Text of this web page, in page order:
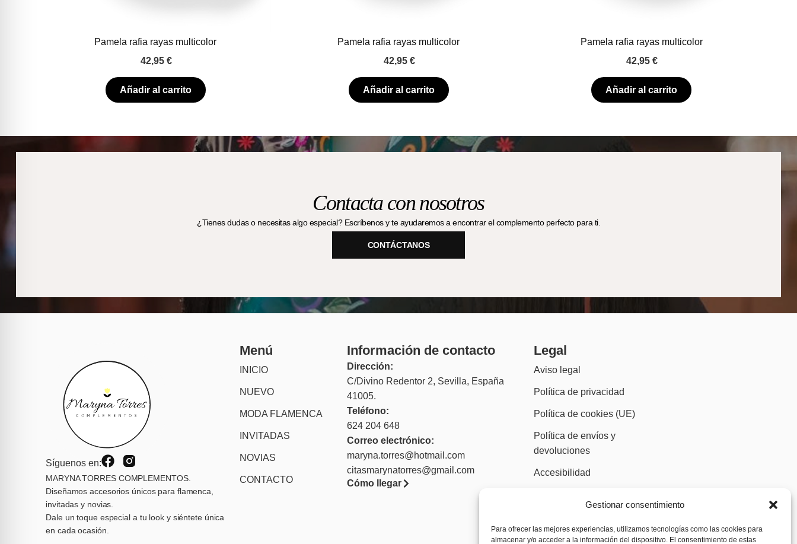
Gestionar consentimiento
Para ofrecer las mejores experiencias, utilizamos tecnologías como las cookies para
almacenar y/o acceder a la información del dispositivo. El consentimiento de estas
Pamela rafia rayas multicolor
42,95 €
Añadir al carrito
Pamela rafia rayas multicolor
42,95 €
Añadir al carrito
Pamela rafia rayas multicolor
42,95€
Añadir al carrito
Contacta con nosotros
¿Tienes dudas o necesitas algo especial? Escríbenos y te ayudaremos a encontrar el complemento perfecto para ti.
CONTÁCTANOS
Síguenos en:
MARYNA TORRES COMPLEMENTOS.
Diseñamos accesorios únicos para flamenca,
invitadas y novias.
Dale un toque especial a tu look y siéntete única
en cada ocasión.
Menú
INICIO
NUEVO
MODA FLAMENCA
INVITADAS
NOVIAS
CONTACTO
Información de contacto
Dirección:
C/Divino Redentor 2, Sevilla, España
41005.
Teléfono:
624 204 648
Correo electrónico:
maryna.torres@hotmail.com
citasmarynatorres@gmail.com
Cómo llegar
Legal
Aviso legal
Política de privacidad
Política de cookies (UE)
Política de envíos y
devoluciones
Accesibilidad